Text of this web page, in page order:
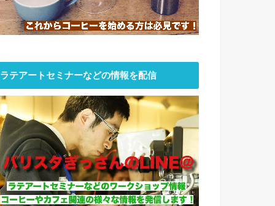
ラテアートセミナーなどの情報を配信